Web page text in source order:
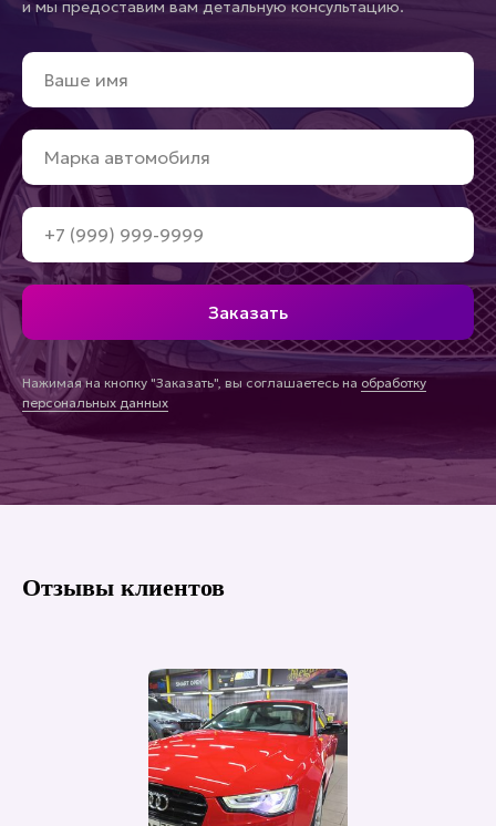
и мы предоставим вам детальную консультацию.
Заказать
Нажимая на кнопку "Заказать", вы соглашаетесь на обработку
персональных данных
Отзывы клиентов